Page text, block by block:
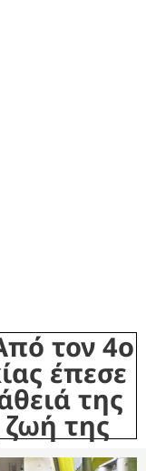
τον 4ο
έπεσε
της
ζωή της